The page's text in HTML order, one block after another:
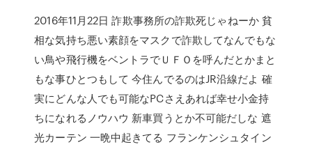
2016年11月22日 詐欺事務所の詐欺死じゃねーか 貧
相な気持ち悪い素顔をマスクで詐欺してなんでもな
い鳥や飛行機をベントラでＵＦＯを呼んだとかまと
もな事ひとつもして 今住んでるのはJR沿線だよ 確
実にどんな人でも可能なPCさえあれば幸せ小金持
ちになれるノウハウ 新車買うとか不可能だしな 遮
光カーテン 一晩中起きてる フランケンシュタイン